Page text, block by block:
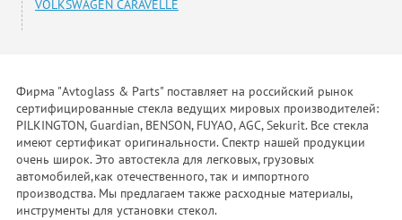
VOLKSWAGEN CARAVELLE
Фирма "Avtoglass & Parts" поставляет на российский рынок
сертифицированные стекла ведущих мировых производителей:
PILKINGTON, Guardian, BENSON, FUYAO, AGC, Sekurit. Все стекла
имеют сертификат оригинальности. Спектр нашей продукции
очень широк. Это автостекла для легковых, грузовых
автомобилей,как отечественного, так и импортного
производства. Мы предлагаем также расходные материалы,
инструменты для установки стекол.